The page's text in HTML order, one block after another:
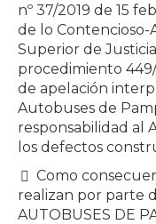
nº 37/2019 de 15
de lo Contencioso-
Superior de
procedimiento
de apelación
Autobuses de
responsabilidad al
los defectos
Como
realizan por parte
AUTOBUSES DE